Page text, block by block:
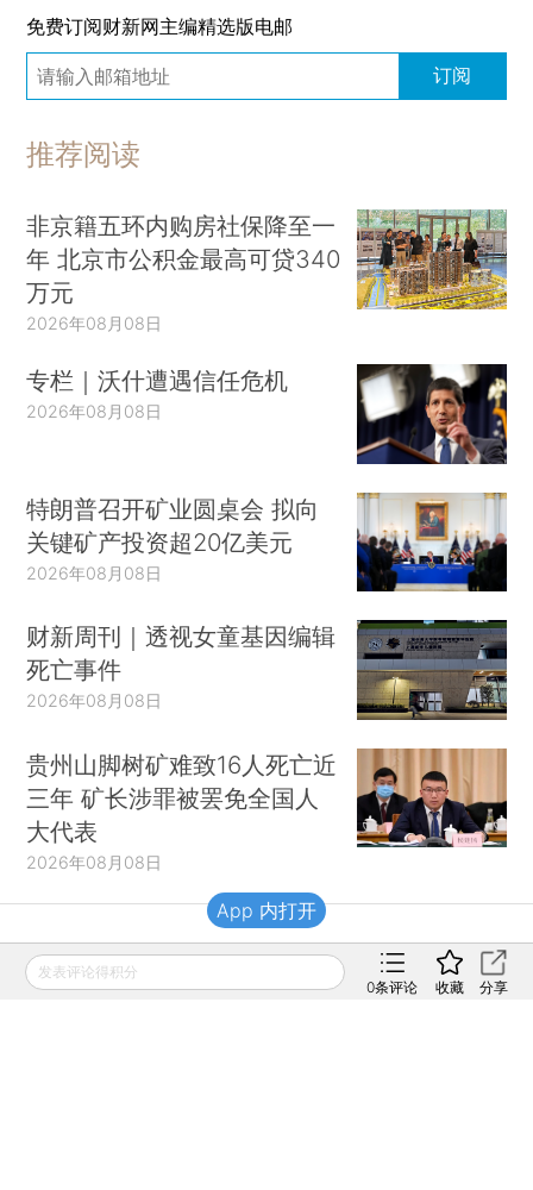
免费订阅财新网主编精选版电邮
订阅
推荐阅读
非京籍五环内购房社保降至一
年 北京市公积金最高可贷340
万元
2026年08月08日
专栏｜沃什遭遇信任危机
2026年08月08日
特朗普召开矿业圆桌会 拟向
关键矿产投资超20亿美元
2026年08月08日
财新周刊｜透视女童基因编辑
死亡事件
2026年08月08日
贵州山脚树矿难致16人死亡近
三年 矿长涉罪被罢免全国人
大代表
2026年08月08日
财新移动
发表评论得积分
0条评论 收藏 分享
App 内打开